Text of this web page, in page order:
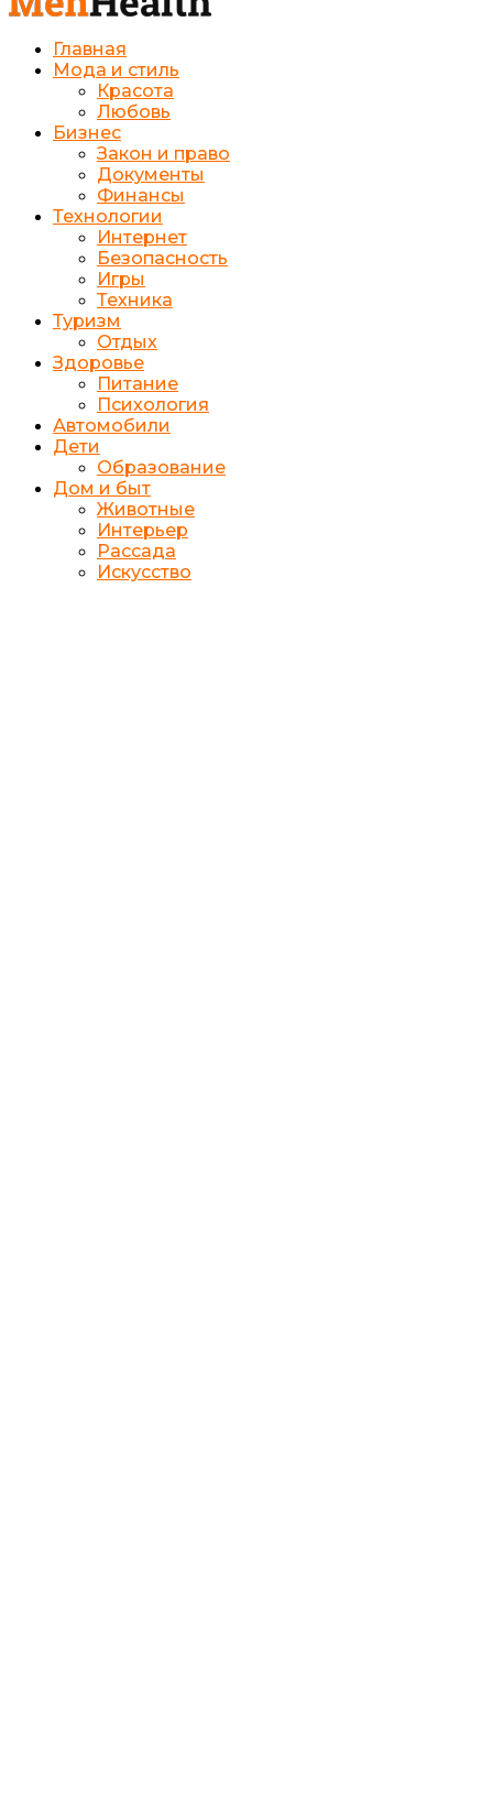
Главная
Мода и стиль
Красота
Любовь
Бизнес
Закон и право
Документы
Финансы
Технологии
Интернет
Безопасность
Игры
Техника
Туризм
Отдых
Здоровье
Питание
Психология
Автомобили
Дети
Образование
Дом и быт
Животные
Интерьер
Рассада
Искусство